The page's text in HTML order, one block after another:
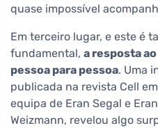
quase impossível
Em terceiro lugar, e este é
fundamental, a resposta
pessoa para pessoa. Uma
publicada na revista Cell
equipa de Eran Segal e
Weizmann, revelou algo